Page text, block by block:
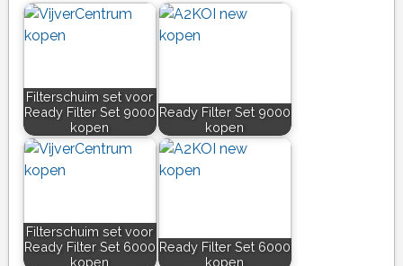
Filterschuim set voor
Ready Filter Set 9000
kopen
Ready Filter Set 9000
kopen
Filterschuim set voor
Ready Filter Set 6000
kopen
Ready Filter Set 6000
kopen